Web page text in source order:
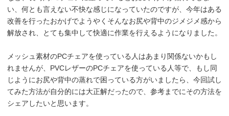
い、何とも言えない不快な感じになっていたのですが、今年はある
改善を行ったおかげでようやくそんなお尻や背中のジメジメ感から
解放され、とても集中して快適に作業を行えるようになりました。
メッシュ素材のPCチェアを使っている人はあまり関係ないかもし
れませんが、PVCレザーのPCチェアを使っている人等で、もし同
じようにお尻や背中の蒸れで困っている方がいましたら、今回試し
てみた方法が自分的には大正解だったので、参考までにその方法を
シェアしたいと思います。